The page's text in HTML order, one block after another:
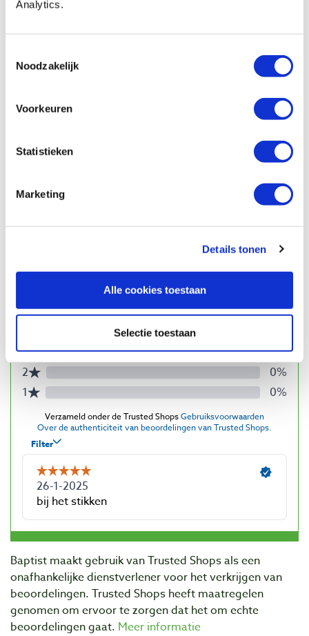
Analytics.
Noodzakelijk
Voorkeuren
Statistieken
Marketing
Details tonen
Alle cookies toestaan
Selectie toestaan
Kreg plakmeetlint 3500 mm rechts naar
Beoordelingen
Baptist maakt gebruik van Trusted Shops als een
onafhankelijke dienstverlener voor het verkrijgen van
beoordelingen. Trusted Shops heeft maatregelen
genomen om ervoor te zorgen dat het om echte
beoordelingen gaat. Meer informatie